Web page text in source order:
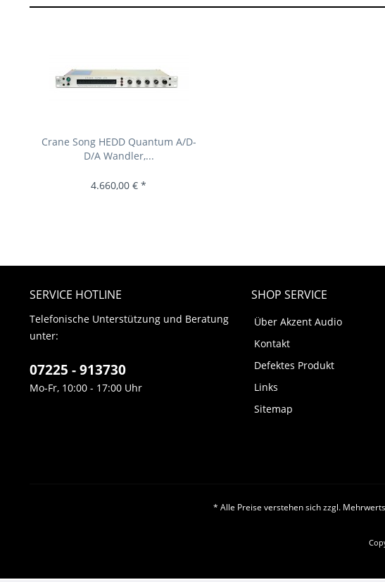
Crane Song HEDD Quantum A/D-
D/A Wandler,...
4.660,00 € *
SERVICE HOTLINE
Telefonische Unterstützung und Beratung
unter:
07225 - 913730
Mo-Fr, 10:00 - 17:00 Uhr
SHOP SERVICE
Über Akzent Audio
Kontakt
Defektes Produkt
Links
Sitemap
* Alle Preise verstehen sich zzgl.